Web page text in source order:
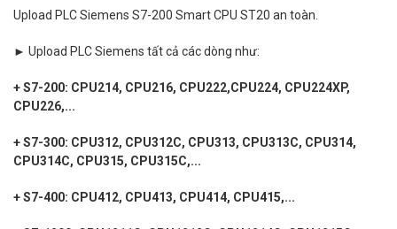
Upload PLC Siemens S7-200 Smart CPU ST20 an toàn.
► Upload PLC Siemens tất cả các dòng như:
+ S7-200: CPU214, CPU216, CPU222,CPU224, CPU224XP,
CPU226,...
+ S7-300: CPU312, CPU312C, CPU313, CPU313C, CPU314,
CPU314C, CPU315, CPU315C,...
+ S7-400: CPU412, CPU413, CPU414, CPU415,...